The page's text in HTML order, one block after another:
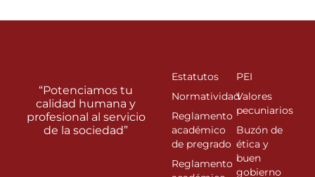
“Potenciamos tu
calidad humana y
profesional al servicio
de la sociedad”
Estatutos
Normatividad
Reglamento
académico
de pregrado
Reglamento
PEI
Valores
pecuniarios
Buzón de
ética y
buen
gobierno